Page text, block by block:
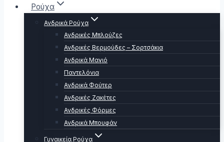
Ρούχα
Ανδρικά Ρούχα
Ανδρικές Μπλούζες
Ανδρικές Βερμούδες – Σορτσάκια
Ανδρικά Μαγιό
Παντελόνια
Ανδρικά Φούτερ
Ανδρικές Ζακέτες
Ανδρικές Φόρμες
Ανδρικά Μπουφάν
Γυναικεία Ρούχα